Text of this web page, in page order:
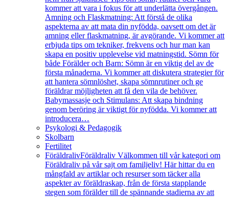
kommer att vara i fokus för att underlätta övergången.
Amning och Flaskmatning: Att förstå de olika
aspekterna av att mata din nyfödda, oavsett om det är
amning eller flaskmatning, är avgörande. Vi kommer att
erbjuda tips om tekniker, frekvens och hur man kan
skapa en positiv upplevelse vid matningstid. Sömn för
både Förälder och Barn: Sömn är en viktig del av de
första månaderna. Vi kommer att diskutera strategier för
att hantera sömnlöshet, skapa sömnrutiner och ge
föräldrar möjligheten att få den vila de behöver.
Babymassasje och Stimulans: Att skapa bindning
genom beröring är viktigt för nyfödda. Vi kommer att
introducera…
Psykologi & Pedagogik
Skolbarn
Fertilitet
FöräldralivFöräldraliv Välkommen till vår kategori om
Föräldraliv på vår sajt om familjeliv! Här hittar du en
mångfald av artiklar och resurser som täcker alla
aspekter av föräldraskap, från de första stapplande
stegen som förälder till de spännande stadierna av att